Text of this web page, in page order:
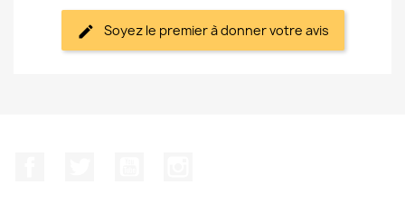
Soyez le premier à donner votre avis